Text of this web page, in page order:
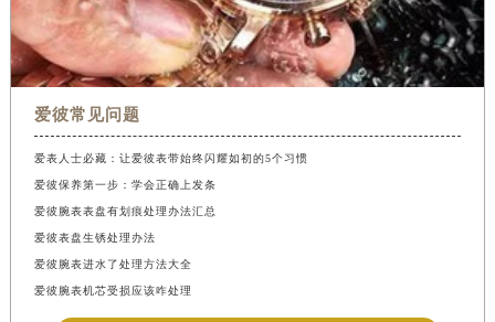
爱彼常见问题
爱表人士必藏：让爱彼表带始终闪耀如初的5个习惯
爱彼保养第一步：学会正确上发条
爱彼腕表表盘有划痕处理办法汇总
爱彼表盘生锈处理办法
爱彼腕表进水了处理方法大全
爱彼腕表机芯受损应该咋处理